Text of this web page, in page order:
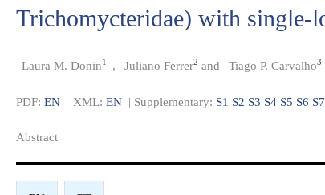
Trichomycteridae) with single-
Laura M. Donin1 , Juliano Ferrer2 and Tiago P. Carvalho3
PDF: EN XML: EN | Supplementary: S1 S2 S3 S4 S5 S6 S7
Abstract​